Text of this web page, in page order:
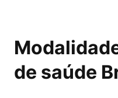
de saúde